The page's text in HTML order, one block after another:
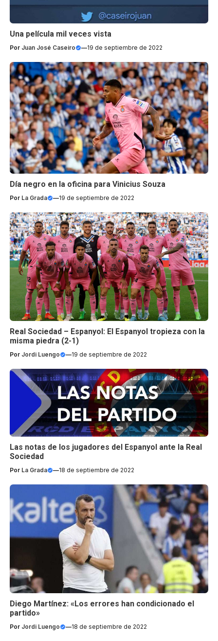
Una película mil veces vista
Por Juan José Caseiro —19 de septiembre de 2022
Día negro en la oficina para Vinicius Souza
Por La Grada —19 de septiembre de 2022
Real Sociedad – Espanyol: El Espanyol tropieza con la
misma piedra (2-1)
Por Jordi Luengo —19 de septiembre de 2022
Las notas de los jugadores del Espanyol ante la Real
Sociedad
Por La Grada —18 de septiembre de 2022
Diego Martínez: «Los errores han condicionado el
partido»
Por Jordi Luengo —18 de septiembre de 2022